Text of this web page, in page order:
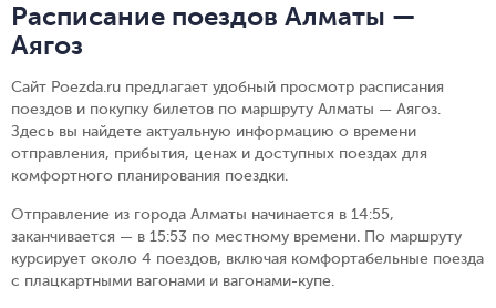
Расписание поездов Алматы —
Аягоз
Сайт Poezda.ru предлагает удобный просмотр расписания
поездов и покупку билетов по маршруту Алматы — Аягоз.
Здесь вы найдете актуальную информацию о времени
отправления, прибытия, ценах и доступных поездах для
комфортного планирования поездки.
Отправление из города Алматы начинается в 14:55,
заканчивается — в 15:53 по местному времени. По маршруту
курсирует около 4 поездов, включая комфортабельные поезда
с плацкартными вагонами и вагонами-купе.